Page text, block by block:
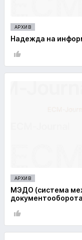
АРХИВ
Надежда на
АРХИВ
МЭДО (система